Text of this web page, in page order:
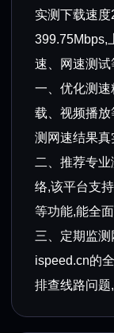
实测下载速
399.75Mbps,
速、网速测试
一、优化测
载、视频播
测网速结果真
二、推荐专
络,该平台支
等功能,能全
三、定期监
ispeed.cn的
排查线路问题